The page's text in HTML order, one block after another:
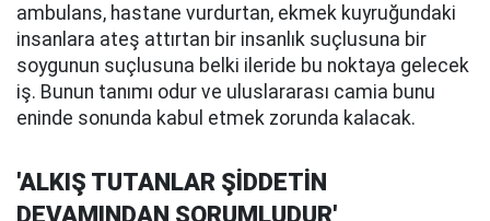
ambulans, hastane vurdurtan, ekmek kuyruğundaki
insanlara ateş attırtan bir insanlık suçlusuna bir
soygunun suçlusuna belki ileride bu noktaya gelecek
iş. Bunun tanımı odur ve uluslararası camia bunu
eninde sonunda kabul etmek zorunda kalacak.
'ALKIŞ TUTANLAR ŞİDDETİN
DEVAMINDAN SORUMLUDUR'